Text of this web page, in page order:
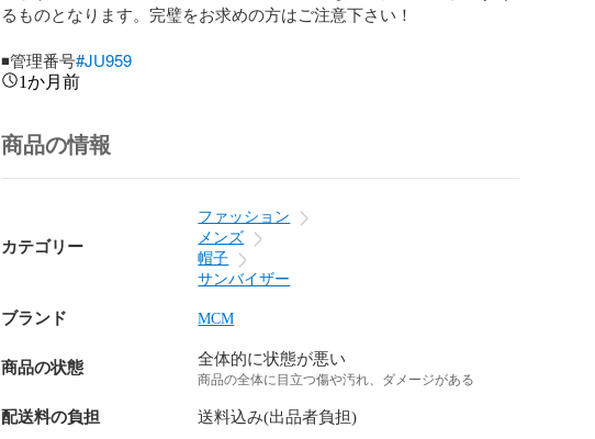
るものとなります。完璧をお求めの方はご注意下さい！
◾️管理番号#JU959
1か月前
商品の情報
カテゴリー
ファッション
メンズ
帽子
サンバイザー
ブランド MCM
商品の状態 全体的に状態が悪い
商品の全体に目立つ傷や汚れ、ダメージがある
配送料の負担 送料込み(出品者負担)